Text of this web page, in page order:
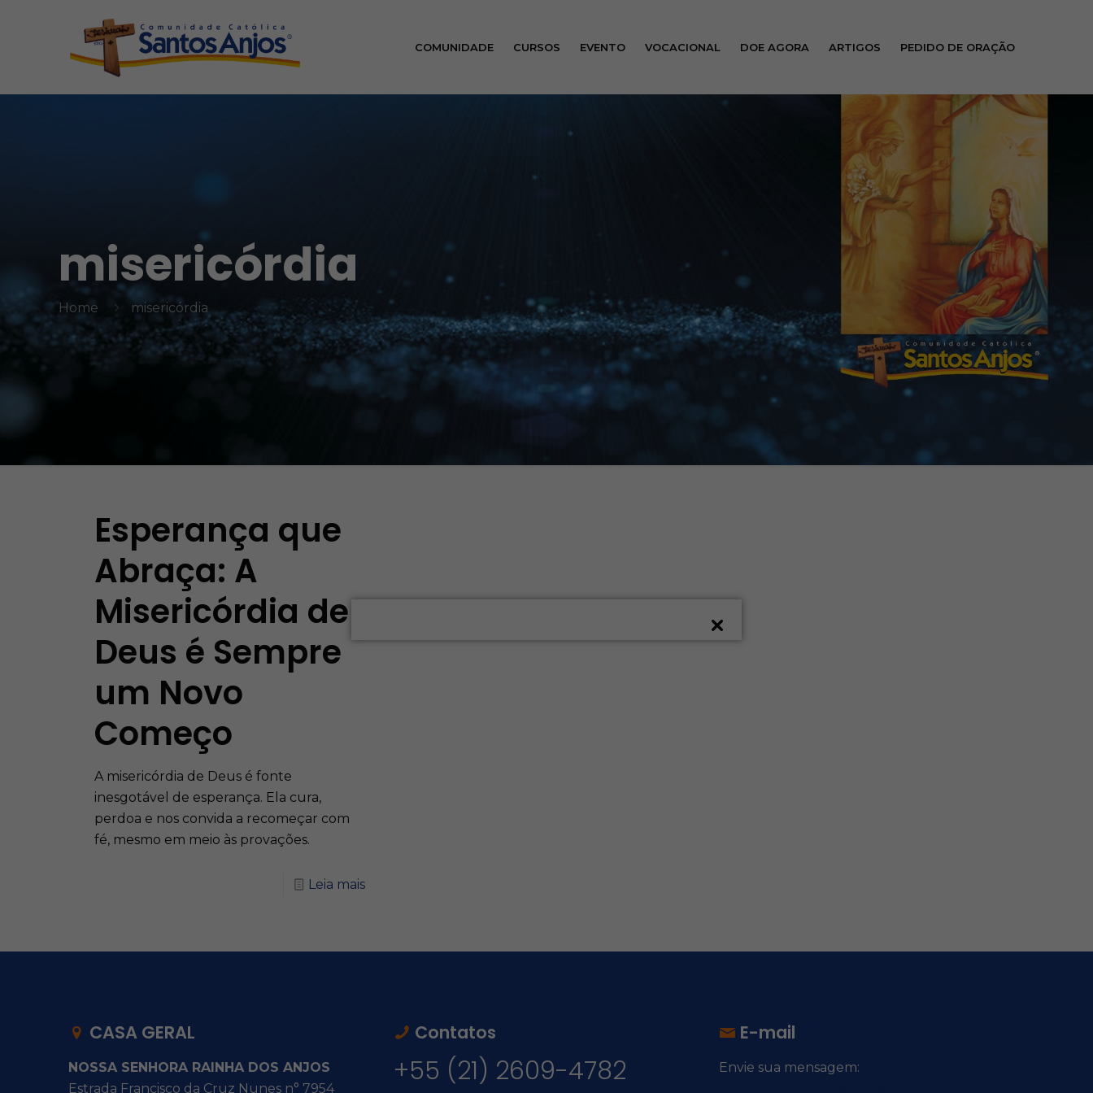
COMUNIDADE CURSOS EVENTO VOCACIONAL DOE AGORA ARTIGOS PEDIDO DE ORAÇÃO
misericórdia
Home misericórdia
Esperança que
Abraça: A
Misericórdia de
Deus é Sempre
um Novo
Começo
A misericórdia de Deus é fonte
inesgotável de esperança. Ela cura,
perdoa e nos convida a recomeçar com
fé, mesmo em meio às provações.
Leia mais
CASA GERAL
NOSSA SENHORA RAINHA DOS ANJOS
Estrada Francisco da Cruz Nunes n° 7954
Contatos
+55 (21) 2609-4782
E-mail
Envie sua mensagem: